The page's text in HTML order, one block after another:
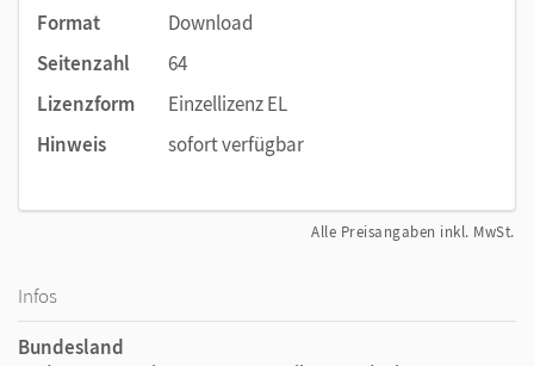
Format
Download
Seitenzahl
64
Lizenzform
Einzellizenz EL
Hinweis
sofort verfügbar
Alle Preisangaben inkl. MwSt.
Infos
Bundesland